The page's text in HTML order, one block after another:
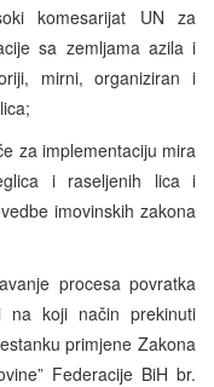
komesarijat UN za
sa zemljama azila i
mirni, organiziran i
za implementaciju mira
i raseljenih lica i
imovinskih zakona
procesa povratka
koji način prekinuti
primjene Zakona
Federacije BiH br.